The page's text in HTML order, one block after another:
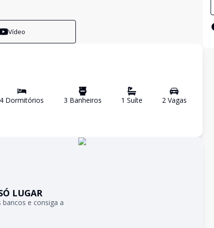
Vídeo
4 Dormitórios 3 Banheiros 1 Suíte 2Vagas
LUGAR
e consiga a